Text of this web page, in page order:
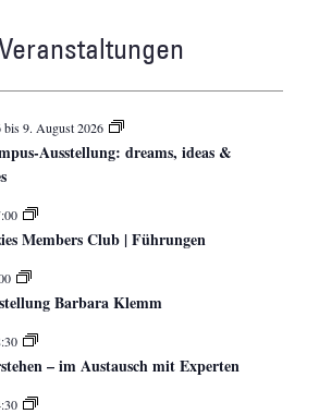
bis9. August 2026
Ausstellung: dreams, ideas &
Members Club | Führungen
Barbara Klemm
– im Austausch mit Experten